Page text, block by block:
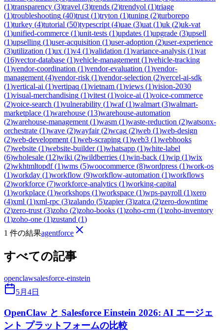
(1)transparency (3)travel (3)trends (2)trendyol (1)triage
(1)troubleshooting (40)trust (1)tryton (1)tuning (2)turborepo
(1)turkey (4)tutorial (50)typescript (4)uae (3)uat (1)uk (2)uk-vat
(1)unified-commerce (1)unit-tests (1)updates (1)upgrade (3)upsell
(1)upselling (1)user-acquisition (1)user-adoption (2)user-experience
(3)utilization (1)ux (1)v4 (1)validation (1)variance-analysis (1)vat
(16)vector-database (1)vehicle-management (1)vehicle-tracking
(1)vendor-coordination (1)vendor-evaluation (1)vendor-
management (4)vendor-risk (1)vendor-selection (2)vercel-ai-sdk
(1)vertical-ai (1)vertipaq (1)vietnam (1)views (1)vision-2030
(1)visual-merchandising (1)vitest (1)voice-ai (1)voice-commerce
(2)voice-search (1)vulnerability (1)waf(1)walmart (3)walmart-
marketplace (1)warehouse (13)warehouse-automation
(2)warehouse-management (1)wasm (1)waste-reduction (2)watsonx-
orchestrate (1)wave (2)wayfair(2)wcag (2)web (1)web-design
(2)web-development (1)web-scraping (1)web3 (1)webhooks
(7)website (1)website-builder(1)whatsapp (1)white-label
(6)wholesale (12)wiki (2)wildberries (1)win-back (1)wip (1)wix
(2)wkhtmltopdf(1)wms (5)woocommerce (8)wordpress (1)work-os
(1)workday (1)workflow (9)workflow-automation (1)workflows
(2)workforce (7)workforce-analytics (1)working-capital
(1)workplace (1)workshops (1)workspace (1)wps-payroll (1)xero
(4)xml (1)xml-rpc (3)zalando (5)zapier(3)zatca (2)zero-downtime
(2)zero-trust (3)zoho (2)zoho-books (1)zoho-crm (1)zoho-inventory
(1)zoho-one (1)zustand (1)
1 件の結果agentforce
すべての記事
openclawsalesforce-einstein
5月4日
OpenClaw と Salesforce Einstein 2026: AI エージェ
ント プラットフォームの比較